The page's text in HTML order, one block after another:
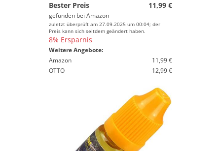
Bester Preis
11,99 €
gefunden bei Amazon
zuletzt überprüft am 27.09.2025 um 00:04; der
Preis kann sich seitdem geändert haben.
8% Ersparnis
Weitere Angebote:
Amazon
11,99 €
OTTO
12,99 €